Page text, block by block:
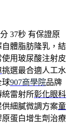
37秒 有保證原
體脂肪隆乳，結
用玻尿酸注射皮
挑選最合適人工水
球907商學院品牌
統雷射所彰化眼科
細膩微調方案童
蛋白增生劑治療